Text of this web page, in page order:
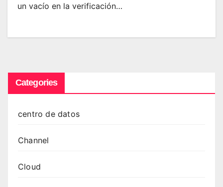
un vacío en la verificación…
Categories
centro de datos
Channel
Cloud